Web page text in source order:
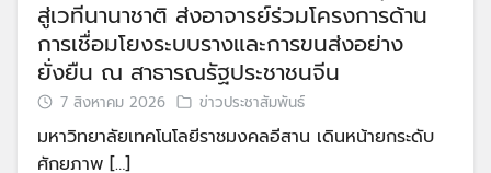
สู่เวทีนานาชาติ ส่งอาจารย์ร่วมโครงการด้าน
การเชื่อมโยงระบบรางและการขนส่งอย่าง
ยั่งยืน ณ สาธารณรัฐประชาชนจีน
7 สิงหาคม 2026 ข่าวประชาสัมพันธ์
มหาวิทยาลัยเทคโนโลยีราชมงคลอีสาน เดินหน้ายกระดับ
ศักยภาพ […]